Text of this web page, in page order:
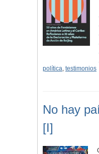
política, testimonios
No hay
[I]